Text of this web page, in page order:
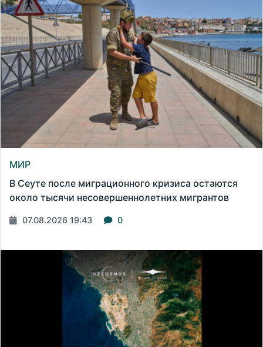
МИР
В Сеуте после миграционного кризиса остаются
около тысячи несовершеннолетних мигрантов
07.08.2026 19:43 0